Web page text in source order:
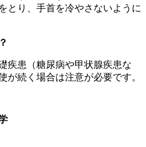
とり、手首を冷やさないように
疾患（糖尿病や甲状腺疾患な
が続く場合は注意が必要です。